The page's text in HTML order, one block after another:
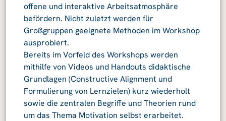
offene und interaktive Arbeitsatmosphäre
befördern. Nicht zuletzt werden für
Großgruppen geeignete Methoden im Workshop
ausprobiert.
Bereits im Vorfeld des Workshops werden
mithilfe von Videos und Handouts didaktische
Grundlagen (Constructive Alignment und
Formulierung von Lernzielen) kurz wiederholt
sowie die zentralen Begriffe und Theorien rund
um das Thema Motivation selbst erarbeitet.